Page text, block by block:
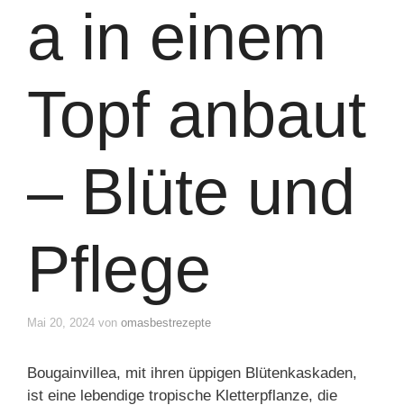
a in einem
Topf anbaut
– Blüte und
Pflege
Mai 20, 2024 von omasbestrezepte
Bougainvillea, mit ihren üppigen Blütenkaskaden,
ist eine lebendige tropische Kletterpflanze, die